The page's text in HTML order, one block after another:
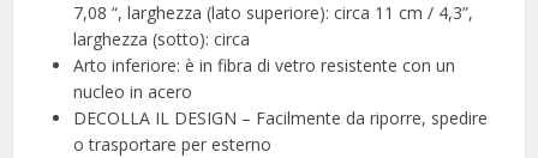
7,08 “, larghezza (lato superiore): circa 11 cm / 4,3”,
larghezza (sotto): circa
Arto inferiore: è in fibra di vetro resistente con un
nucleo in acero
DECOLLA IL DESIGN – Facilmente da riporre, spedire
o trasportare per esterno